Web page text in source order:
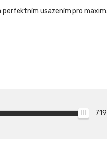
usazením pro